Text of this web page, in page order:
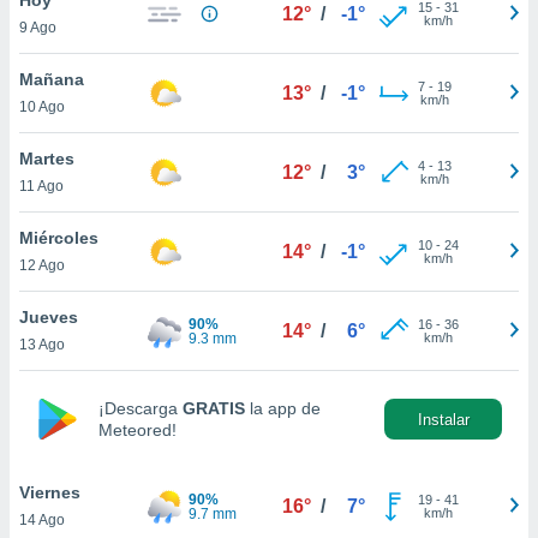
en
más
nuestra
de
aceptar
de
9 Ago
12° / -1° 15- 31
km/h
Mañana
10 Ago
13° / -1° 7- 19
km/h
Martes
11 Ago
12° / 3° 4- 13
km/h
Miércoles
12 Ago
14° / -1° 10- 24
km/h
Jueves
13 Ago
90%
9.3 mm
14° / 6° 16- 36
km/h
¡Descarga GRATIS la app de
Meteored!
Instalar
Viernes
14 Ago
90%
9.7 mm
16° / 7° 19- 41
km/h